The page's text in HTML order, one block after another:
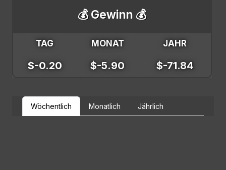
💰 Gewinn 💰
TAG MONAT JAHR
$-0.20 $-5.90 $-71.84
Wöchentlich Monatlich Jährlich